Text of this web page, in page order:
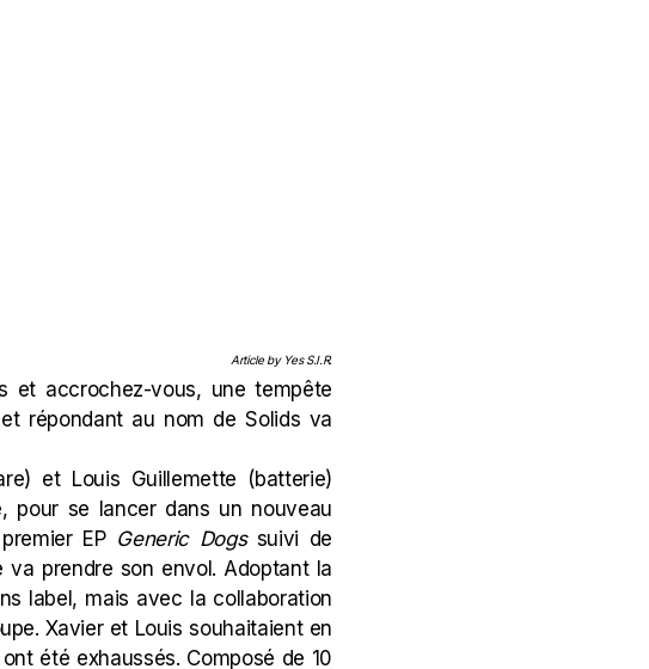
Article by Yes S.I.R.
et accrochez-vous, une tempête
répondant au nom de Solids va
et Louis Guillemette (batterie)
pour se lancer dans un nouveau
EP Generic Dogssuivi de
va prendre son envol. Adoptant la
label, mais avec la collaboration
Xavier et Louis souhaitaient en
été exhaussés. Composé de 10